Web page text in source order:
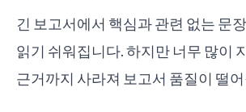
긴 보고서에서 핵심과 관련 없는 문
읽기 쉬워집니다. 하지만 너무 많이
근거까지 사라져 보고서 품질이 떨